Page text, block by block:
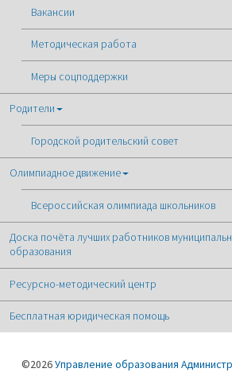
Вакансии
Методическая работа
Меры соцподдержки
Родители
Городской родительский совет
Олимпиадное движение
Всероссийская олимпиада школьников
Доска почёта лучших работников
образования
Ресурсно-методический центр
Бесплатная юридическая помощь
©2026Управление образования